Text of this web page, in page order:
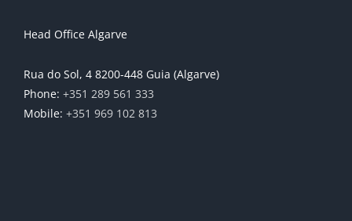
Head Office Algarve
Rua do Sol, 4 8200-448 Guia (Algarve)
Phone: +351 289 561 333
Mobile: +351 969 102 813